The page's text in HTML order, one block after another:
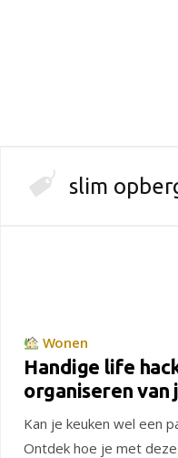
slim
Wonen
Handige life
organiseren van
Kan je keuken wel een
Ontdek hoe je met